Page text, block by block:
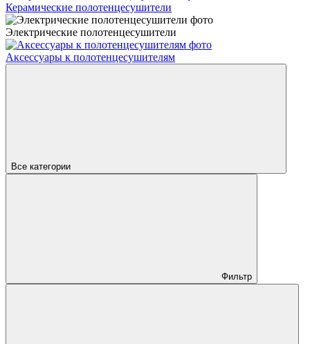
Керамические полотенцесушители
Электрические полотенцесушители
Аксессуары к полотенцесушителям
Все категории
Фильтр